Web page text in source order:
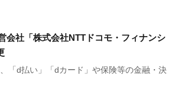
会社「株式会社NTTドコモ・フィナンシ
「d払い」「dカード」や保険等の金融・決